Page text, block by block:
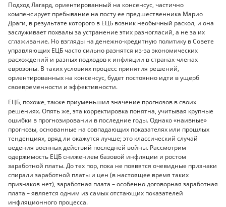
Подход Лагард, ориентированный на консенсус, частично
компенсирует пребывание на посту ее предшественника Марио
Драги, в результате которого в ЕЦБ возник необычный раскол, и она
заслуживает похвалы за устранение этих разногласий, а не за их
сглаживание. Но взгляды на денежно-кредитную политику в Совете
управляющих ЕЦБ часто сильно разнятся из-за экономических
расхождений и разных подходов к инфляции в странах-членах
еврозоны. В таких условиях процесс принятия решений,
ориентированных на консенсус, будет постоянно идти в ущерб
своевременности и эффективности.
ЕЦБ, похоже, также приуменьшил значение прогнозов в своих
решениях. Опять же, эта корректировка понятна, учитывая крупные
ошибки в прогнозировании в последние годы. Однако «наивные»
прогнозы, основанные на совпадающих показателях или прошлых
тенденциях, вряд ли окажутся лучше; это классический случай
ведения военных действий последней войны. Рассмотрим
одержимость ЕЦБ снижением базовой инфляции и ростом
заработной платы. До тех пор, пока не появятся очевидные признаки
спирали заработной платы и цен (в настоящее время таких
признаков нет), заработная плата – особенно договорная заработная
плата – является одним из самых отстающих показателей
инфляционного процесса.